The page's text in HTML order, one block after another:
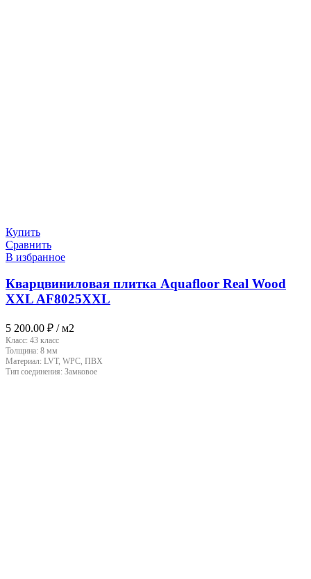
Купить
Сравнить
В избранное
Кварцвиниловая плитка Aquafloor Real Wood
XXL AF8025XXL
5 200.00 ₽ / м2
Класс: 43 класс
Толщина: 8 мм
Материал: LVT, WPC, ПВХ
Тип соединения: Замковое